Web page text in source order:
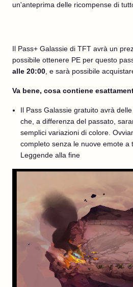
un'anteprima delle ricompense di
Il Pass+ Galassie di TFT avrà un
possibile ottenere PE per questo
alle 20:00 , e sarà possibile
Va bene, cosa contiene
Il Pass Galassie gratuito avrà
che, a differenza del passato,
semplici variazioni di colore.
completo senza le nuove emote a
Leggende alla fine